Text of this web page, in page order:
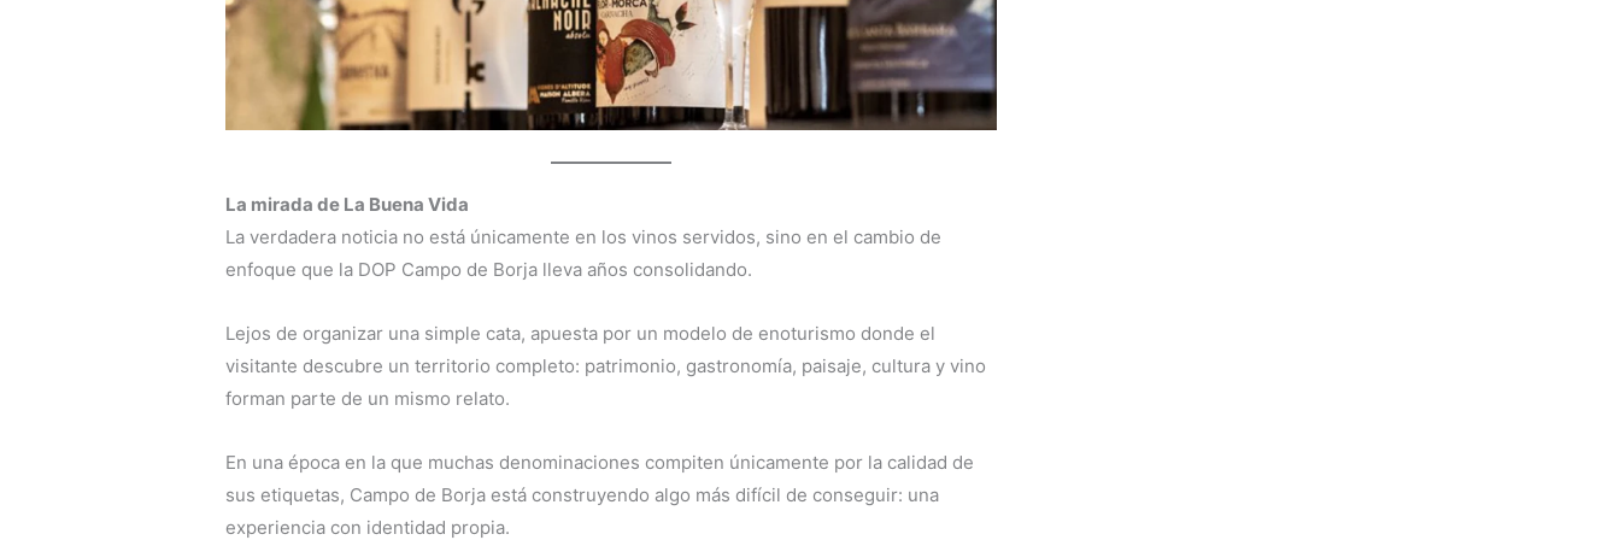
La mirada de La Buena Vida
La verdadera noticia no está únicamente en los vinos servidos, sino en el cambio de
enfoque que la DOP Campo de Borja lleva años consolidando.
Lejos de organizar una simple cata, apuesta por un modelo de enoturismo donde el
visitante descubre un territorio completo: patrimonio, gastronomía, paisaje, cultura y vino
forman parte de un mismo relato.
En una época en la que muchas denominaciones compiten únicamente por la calidad de
sus etiquetas, Campo de Borja está construyendo algo más difícil de conseguir: una
experiencia con identidad propia.